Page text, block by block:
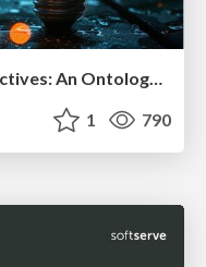
Organizational Design Perspectives: An Ontology of Organizational Design Elements
1 790